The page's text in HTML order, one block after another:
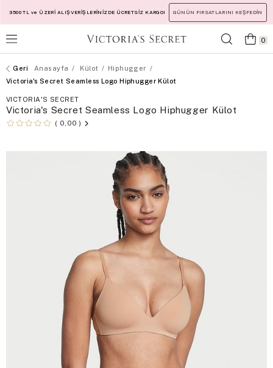
3500 TL ve ÜZERİ ALIŞVERİŞLERİNİZDE ÜCRETSİZ KARGO! GÜNÜN FIRSATLARINI KEŞFEDİN
0
Anasayfa Külot
Hiphugger
Victoria's Secret Seamless Logo Hiphugger Külot
VICTORIA'S SECRET
Victoria's Secret Seamless Logo Hiphugger Külot
0,00